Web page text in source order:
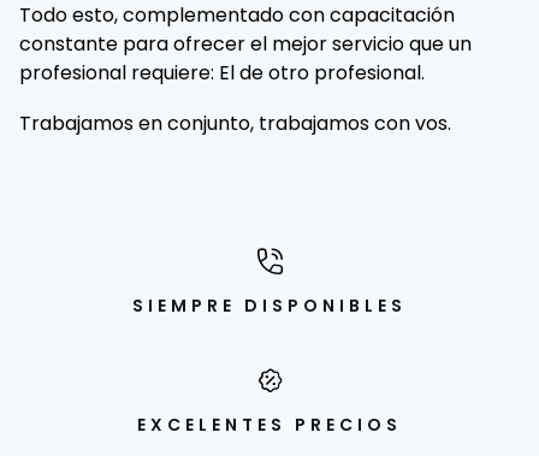
Todo esto, complementado con capacitación
constante para ofrecer el mejor servicio que un
profesional requiere: El de otro profesional.
Trabajamos en conjunto, trabajamos con vos.
SIEMPRE DISPONIBLES
EXCELENTES PRECIOS